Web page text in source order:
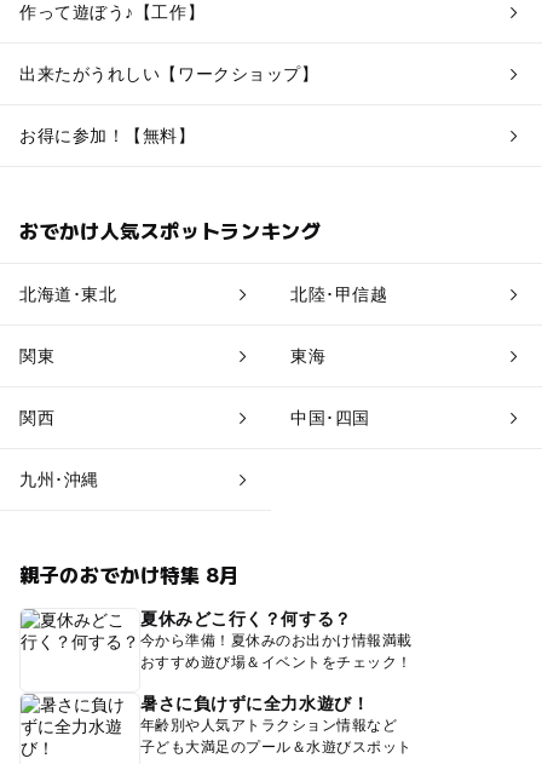
作って遊ぼう♪【工作】
出来たがうれしい【ワークショップ】
お得に参加！【無料】
おでかけ人気スポットランキング
北海道･東北 北陸･甲信越
関東 東海
関西 中国･四国
九州･沖縄
親子のおでかけ特集 8月
夏休みどこ行く？何する？
今から準備！夏休みのお出かけ情報満載
おすすめ遊び場＆イベントをチェック！
暑さに負けずに全力水遊び！
年齢別や人気アトラクション情報など
子ども大満足のプール＆水遊びスポット